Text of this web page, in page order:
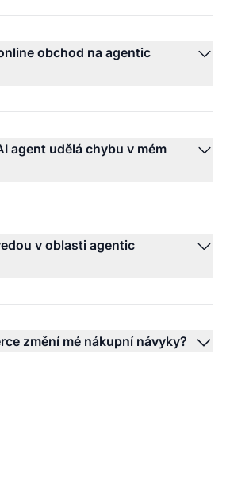
obchod na agentic
agent udělá chybu v mém
v oblasti agentic
změní mé nákupní návyky?